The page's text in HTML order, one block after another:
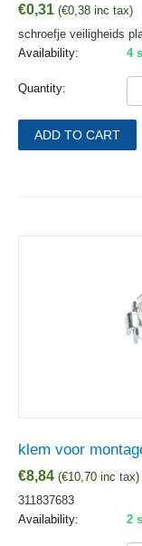
€0,31 (€0,38 inc tax)
schroefje veiligheids
Availability:
4
Quantity:
ADD TO CART
klem voor
€8,84 (€10,70 inc tax)
311837683
Availability:
2